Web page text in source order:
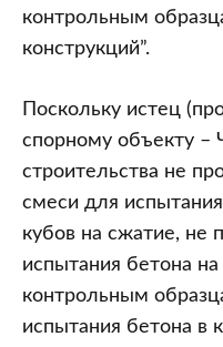
контрольным
конструкций”.
Поскольку истец
спорному объекту –
строительства не
смеси для
кубов на сжатие, не
испытания бетона
контрольным
испытания бетона в